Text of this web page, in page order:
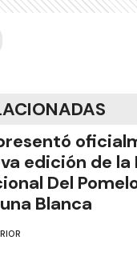
edición de la
Del
Blanca